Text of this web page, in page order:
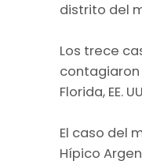
distrito del
Los trece
contagiaron
Florida, EE.
El caso del
Hípico